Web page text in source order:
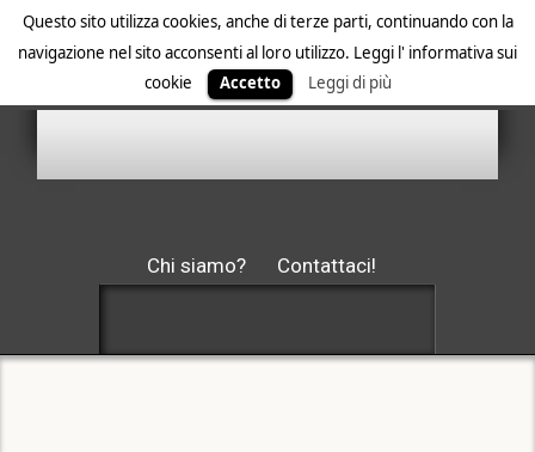
Questo sito utilizza cookies, anche di terze parti, continuando con la
navigazione nel sito acconsenti al loro utilizzo. Leggi l' informativa sui
cookie
Accetto Leggi di più
Chi siamo? Contattaci!